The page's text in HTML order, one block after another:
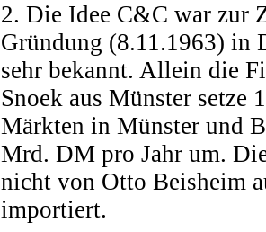
2. Die Idee C&C war zur
Gründung (8.11.1963) in
sehr bekannt. Allein die
Snoek aus Münster setze
Märkten in Münster und
Mrd. DM pro Jahr um.
nicht von Otto Beisheim
importiert.